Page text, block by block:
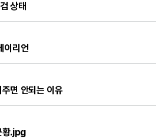
상태
이리언
면 안되는 이유
황.jpg